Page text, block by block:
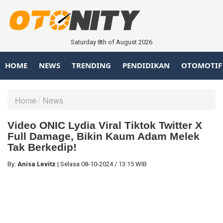
Saturday 8th of August 2026
HOME NEWS TRENDING PENDIDIKAN OTOMOTIF
Home News
Video ONIC Lydia Viral Tiktok Twitter X
Full Damage, Bikin Kaum Adam Melek
Tak Berkedip!
By: Anisa Levitz | Selasa 08-10-2024 / 13:15 WIB